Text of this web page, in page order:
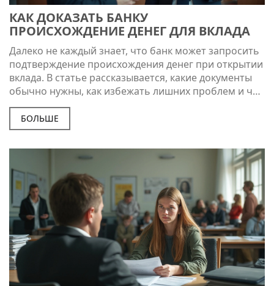
КАК ДОКАЗАТЬ БАНКУ
ПРОИСХОЖДЕНИЕ ДЕНЕГ ДЛЯ ВКЛАДА
Далеко не каждый знает, что банк может запросить
подтверждение происхождения денег при открытии
вклада. В статье рассказывается, какие документы
обычно нужны, как избежать лишних проблем и что
делать, если деньги поступили не из самых
очевидных источников. Будут рассмотрены
реальные примеры и ситуации из практики. Просто
БОЛЬШЕ